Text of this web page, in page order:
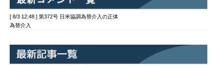
[ 8/3 12:48 ] 第372号 日米協調為替介入の正体
為替介入